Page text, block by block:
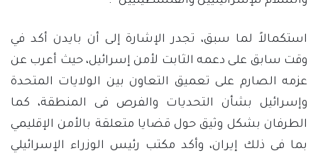
استكمالاً لما سبق، تجدر الإشارة إلى أن بايدن أكد في
وقت سابق على دعمه الثابت لأمن إسرائيل، حيث أعرب عن
عزمه الصارم على تعميق التعاون بين الولايات المتحدة
وإسرائيل بشأن التحديات والفرص فى المنطقة، كما
الطرفان بشكل وثيق حول قضايا متعلقة بالأمن الإقليمي
بما فى ذلك إيران، وأكد مكتب رئيس الوزراء الإسرائيلي